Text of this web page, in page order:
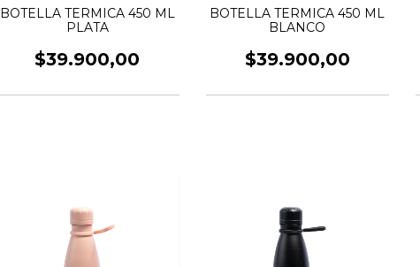
BOTELLA TERMICA 450 ML
PLATA
$39.900,00
BOTELLA TERMICA 450 ML
BLANCO
$39.900,00